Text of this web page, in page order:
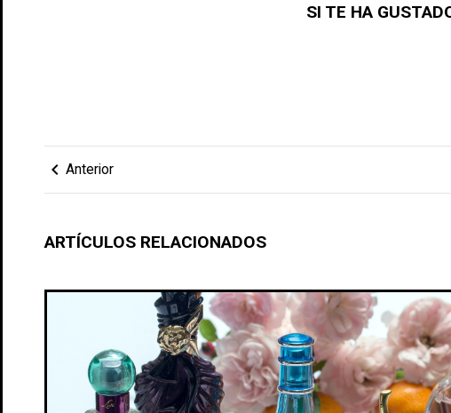
SI TE HA
chevron_left Anterior
ARTÍCULOS RELACIONADOS